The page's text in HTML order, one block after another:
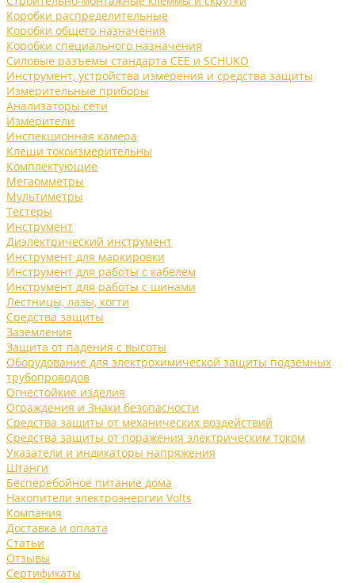
Коробки распределительные
Коробки общего назначения
Коробки специального назначения
Силовые разъемы стандарта CEE и SCHUKO
Инструмент, устройства измерения и средства защиты
Измерительные приборы
Анализаторы сети
Измерители
Инспекционная камера
Клещи токоизмерительны
Комплектующие
Мегаомметры
Мультиметры
Тестеры
Инструмент
Диэлектрический инструмент
Инструмент для маркировки
Инструмент для работы с кабелем
Инструмент для работы с шинами
Лестницы, лазы, когти
Средства защиты
Заземления
Защита от падения с высоты
Оборудование для электрохимической защиты подземных
трубопроводов
Огнестойкие изделия
Ограждения и Знаки безопасности
Средства защиты от механических воздействий
Средства защиты от поражения электрическим током
Указатели и индикаторы напряжения
Штанги
Бесперебойное питание дома
Накопители электроэнергии Volts
Компания
Доставка и оплата
Статьи
Отзывы
Сертификаты